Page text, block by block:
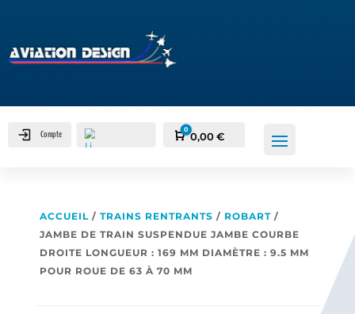
Compte Panier
0
0,00€
ACCUEIL / TRAINS RENTRANTS / ROBART/
JAMBE DE TRAIN SUSPENDUE JAMBE COURBE
DROITE LONGUEUR : 169 MM DIAMÈTRE : 9.5 MM
POUR ROUE DE 63 À 70 MM